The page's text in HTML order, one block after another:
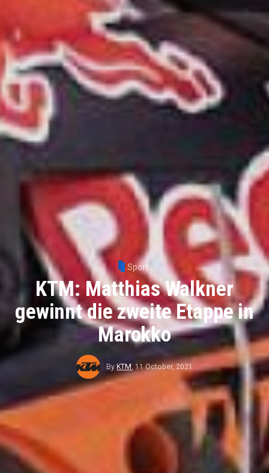
Sport
KTM: Matthias Walkner
gewinnt die zweite Etappe in
Marokko
ByKTM ,11 October, 2021